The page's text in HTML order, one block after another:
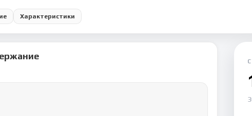
Характеристики